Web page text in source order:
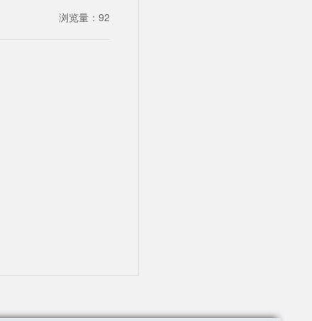
浏览量： 92